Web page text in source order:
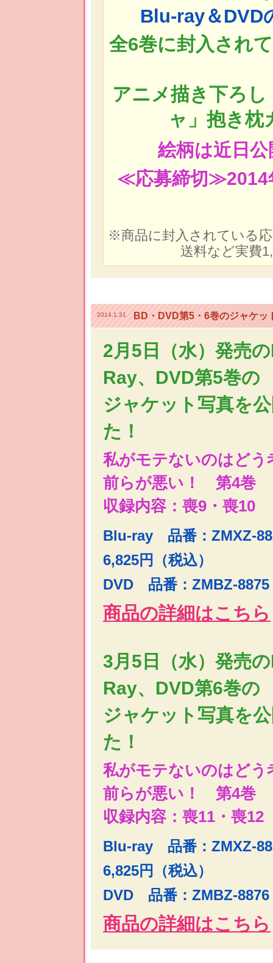
Blu-ray＆DVD
全6巻に封入され
アニメ描き下ろ
ャ」抱き枕
絵柄は近日
≪応募締切≫2014
※商品に封入されている
送料など実費
2014.1.31 BD・DVD第5・6巻のジャケッ
2月5日（水）発売
Ray、DVD第5巻の
ジャケット写真を
た！
私がモテないのはどう
前らが悪い！ 第4巻
収録内容：喪9・喪10
Blu-ray 品番：ZMXZ-
6,825円（税込）
DVD 品番：ZMBZ-
商品の詳細はこちら
3月5日（水）発売
Ray、DVD第6巻の
ジャケット写真を
た！
私がモテないのはどう
前らが悪い！ 第4巻
収録内容：喪11・喪12
Blu-ray 品番：ZMXZ-
6,825円（税込）
DVD 品番：ZMBZ-
商品の詳細はこちら